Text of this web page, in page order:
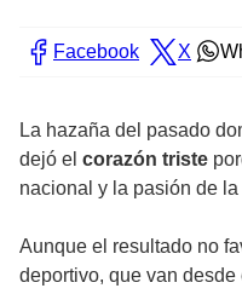
Facebook X
La hazaña del pasado
dejó el corazón triste
nacional y la pasión de
Aunque el resultado no
deportivo, que van